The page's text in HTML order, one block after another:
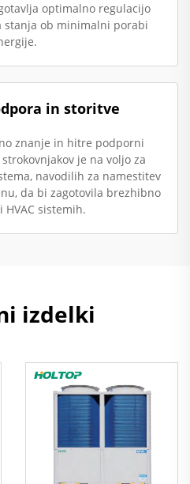
optimalno regulacijo
stanja ob minimalni porabi
in storitve
znanje in hitre podporni
je na voljo za
navodilih za namestitev
da bi zagotovila brezhibno
HVAC sistemih.
izdelki